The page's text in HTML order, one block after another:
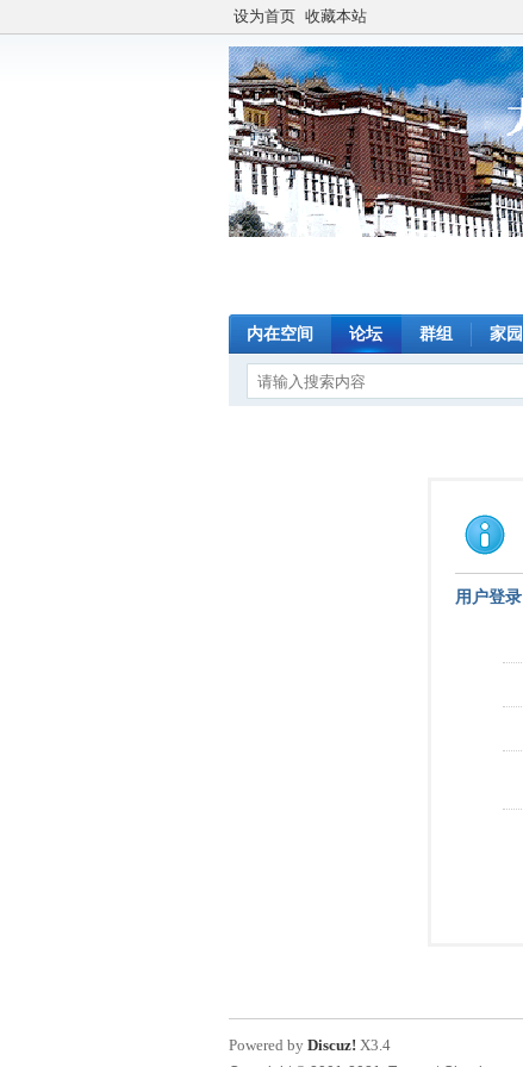
设为首页 收藏本站
内在空间 论坛 群组 家园
用户登录
Powered by Discuz! X3.4